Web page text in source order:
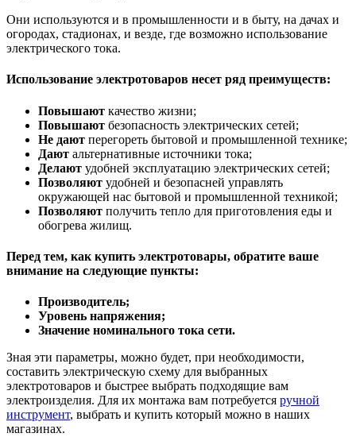
Они используются и в промышленности и в быту, на дачах и
огородах, стадионах, и везде, где возможно использование
электрического тока.
Использование электротоваров несет ряд преимуществ:
Повышают качество жизни;
Повышают безопасность электрических сетей;
Не дают перегореть бытовой и промышленной технике;
Дают альтернативные источники тока;
Делают удобней эксплуатацию электрических сетей;
Позволяют удобней и безопасней управлять
окружающей нас бытовой и промышленной техникой;
Позволяют получить тепло для приготовления еды и
обогрева жилищ.
Перед тем, как купить электротовары, обратите ваше
внимание на следующие пункты:
Производитель;
Уровень напряжения;
Значение номинального тока сети.
Зная эти параметры, можно будет, при необходимости,
составить электрическую схему для выбранных
электротоваров и быстрее выбрать подходящие вам
электроизделия. Для их монтажа вам потребуется ручной
инструмент, выбрать и купить который можно в наших
магазинах.